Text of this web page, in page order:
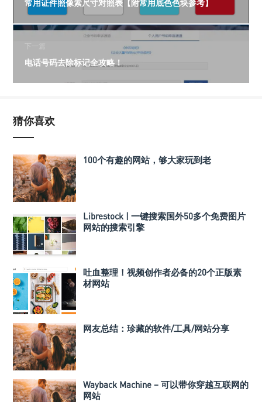
常用证件照像素尺寸对照表【附常用底色色块参考】
下一篇
电话号码去除标记全攻略！
猜你喜欢
100个有趣的网站，够大家玩到老
Librestock | 一键搜索国外50多个免费图片
网站的搜索引擎
吐血整理！视频创作者必备的20个正版素
材网站
网友总结：珍藏的软件/工具/网站分享
Wayback Machine – 可以带你穿越互联网的
网站